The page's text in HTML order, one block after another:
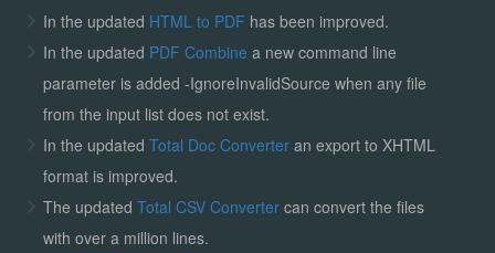
In the updated HTML to PDF has been improved.
In the updated PDF Combine a new command line
parameter is added -IgnoreInvalidSource when any file
from the input list does not exist.
In the updated Total Doc Converter an export to XHTML
format is improved.
The updated Total CSV Convertercan convert the files
with over a million lines.